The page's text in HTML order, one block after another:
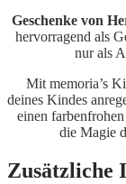
Geschenke von
hervorragend als
nur als
Mit memoria’s
deines Kindes
einen
die Magie
Zusätzliche